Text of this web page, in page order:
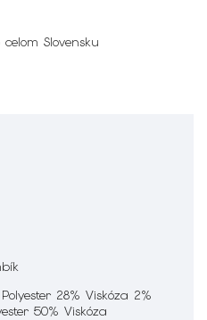
Slovensku
28% Viskóza 2%
50% Viskóza